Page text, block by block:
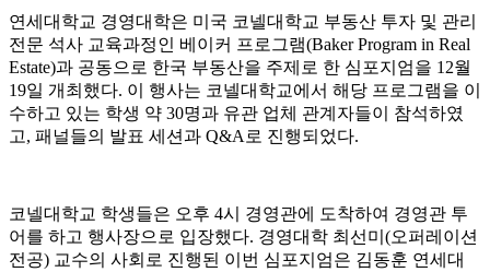
연세대학교 경영대학은 미국 코넬대학교 부동산 투자 및 관리
전문 석사 교육과정인 베이커 프로그램(Baker Program in Real
Estate)과 공동으로 한국 부동산을 주제로 한 심포지엄을 12월
19일 개최했다. 이 행사는 코넬대학교에서 해당 프로그램을 이
수하고 있는 학생 약 30명과 유관 업체 관계자들이 참석하였
고, 패널들의 발표 세션과 Q&A로 진행되었다.
코넬대학교 학생들은 오후 4시 경영관에 도착하여 경영관 투
어를 하고 행사장으로 입장했다. 경영대학 최선미(오퍼레이션
전공) 교수의 사회로 진행된 이번 심포지엄은 김동훈 연세대